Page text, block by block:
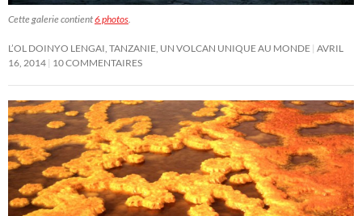
Cette galerie contient6 photos.
L’OL DOINYO LENGAI, TANZANIE, UN VOLCAN UNIQUE AU MONDE AVRIL
16, 2014 10 COMMENTAIRES